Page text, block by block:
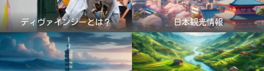
ディヴァインジーとは？ 日本観光情報